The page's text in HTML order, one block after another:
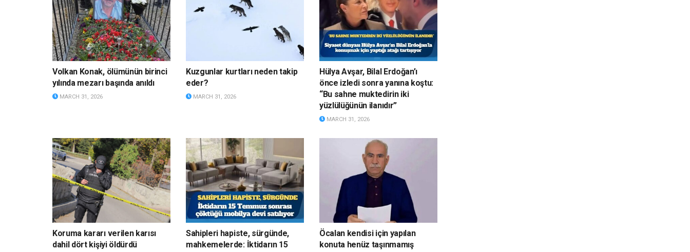
Volkan Konak, ölümünün birinci
yılında mezarı başında anıldı
MARCH 31, 2026
Kuzgunlar kurtları neden takip
eder?
MARCH 31, 2026
Hülya Avşar, Bilal Erdoğan’ı
önce izledi sonra yanına koştu:
“Bu sahne muktedirin iki
yüzlülüğünün ilanıdır”
MARCH 31, 2026
Koruma kararı verilen karısı
dahil dört kişiyi öldürdü
Sahipleri hapiste, sürgünde,
mahkemelerde: İktidarın 15
Öcalan kendisi için yapılan
konuta henüz taşınmamış